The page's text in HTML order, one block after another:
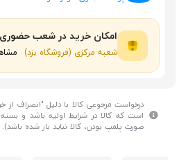
امکان خرید در شعب حضوری
شعبه مرکزی (فروشگاه یزد)
درخواست مرجوعی کالا با دلیل "انصراف از
است که کالا در شرایط اولیه باشد و
صورت پلمپ بودن، کالا نباید باز شده باشد).